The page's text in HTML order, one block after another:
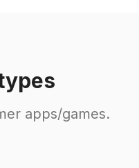
apps/games.